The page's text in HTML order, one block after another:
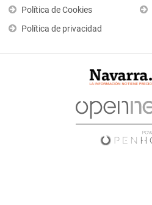
Política de Cookies
Política de privacidad